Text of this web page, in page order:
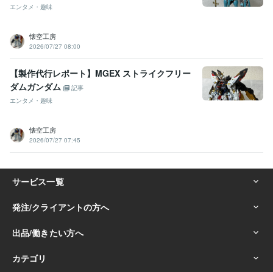
エンタメ・趣味
懐空工房
2026/07/27 08:00
【製作代行レポート】MGEX ストライクフリー
ダムガンダム
記事
エンタメ・趣味
懐空工房
2026/07/27 07:45